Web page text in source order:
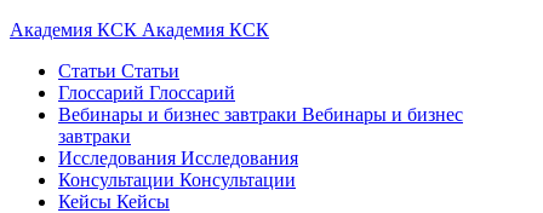
Академия КСК Академия КСК
Статьи Статьи
Глоссарий Глоссарий
Вебинары и бизнес завтраки Вебинары и бизнес
завтраки
Исследования Исследования
Консультации Консультации
Кейсы Кейсы